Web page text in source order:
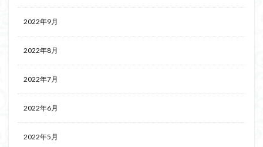
2022年9月
2022年8月
2022年7月
2022年6月
2022年5月